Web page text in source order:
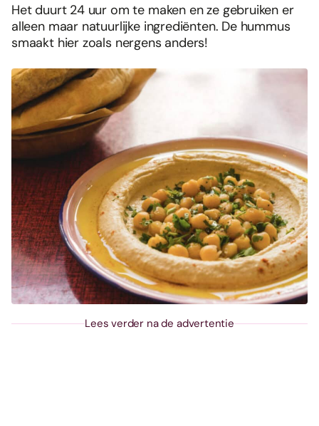
Het duurt 24 uur om te maken en ze gebruiken er
alleen maar natuurlijke ingrediënten. De hummus
smaakt hier zoals nergens anders!
Lees verder na de advertentie